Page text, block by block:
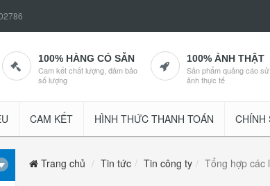
100% HÀNG CÓ SẴN
Cam kết chất lượng, đảm bảo
số lượng
100% ẢNH THẬT
Sản phẩm quảng cáo
ảnh thực tế
CAM KẾT HÌNH THỨC THANH TOÁN CHÍNH
Trang chủ Tin tức Tin công ty Tổng hợp các